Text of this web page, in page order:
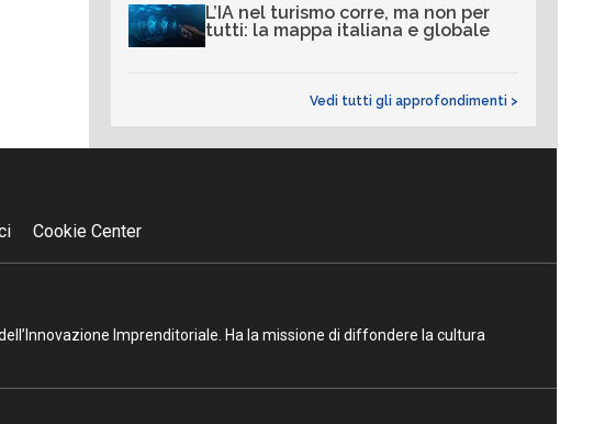
L’IA nel turismo corre, ma non per
tutti: la mappa italiana e globale
Vedi tutti gli approfondimenti >
Cookie Center
Imprenditoriale. Ha la missione di diffondere la cultura